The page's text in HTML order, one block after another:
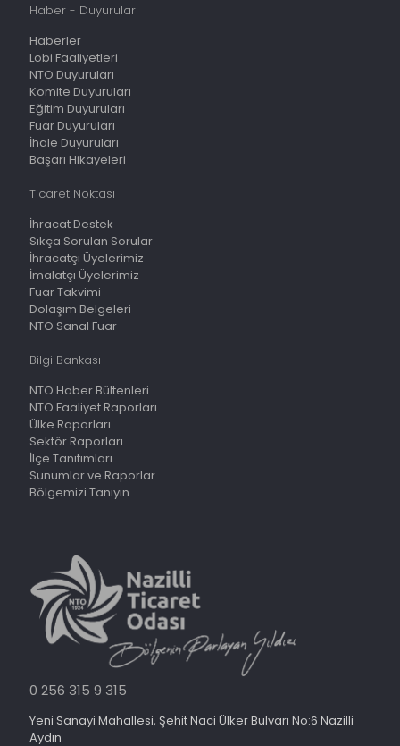
Haber - Duyurular
Haberler
Lobi Faaliyetleri
NTO Duyuruları
Komite Duyuruları
Eğitim Duyuruları
Fuar Duyuruları
İhale Duyuruları
Başarı Hikayeleri
Ticaret Noktası
İhracat Destek
Sıkça Sorulan Sorular
İhracatçı Üyelerimiz
İmalatçı Üyelerimiz
Fuar Takvimi
Dolaşım Belgeleri
NTO Sanal Fuar
Bilgi Bankası
NTO Haber Bültenleri
NTO Faaliyet Raporları
Ülke Raporları
Sektör Raporları
İlçe Tanıtımları
Sunumlar ve Raporlar
Bölgemizi Tanıyın
0 256 315 9 315
Yeni Sanayi Mahallesi, Şehit Naci Ülker Bulvarı No:6 Nazilli
Aydın